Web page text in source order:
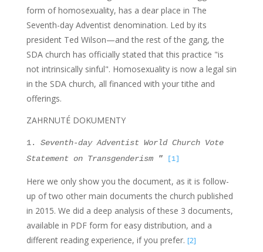
form of homosexuality, has a dear place in The
Seventh-day Adventist denomination. Led by its
president Ted Wilson—and the rest of the gang, the
SDA church has officially stated that this practice "is
not intrinsically sinful". Homosexuality is now a legal sin
in the SDA church, all financed with your tithe and
offerings.
ZAHRNUTÉ DOKUMENTY
1.
Seventh-day Adventist World Church Vote
Statement on Transgenderism
" [1]
Here we only show you the document, as it is follow-
up of two other main documents the church published
in 2015. We did a deep analysis of these 3 documents,
available in PDF form for easy distribution, and a
different reading experience, if you prefer. [2]